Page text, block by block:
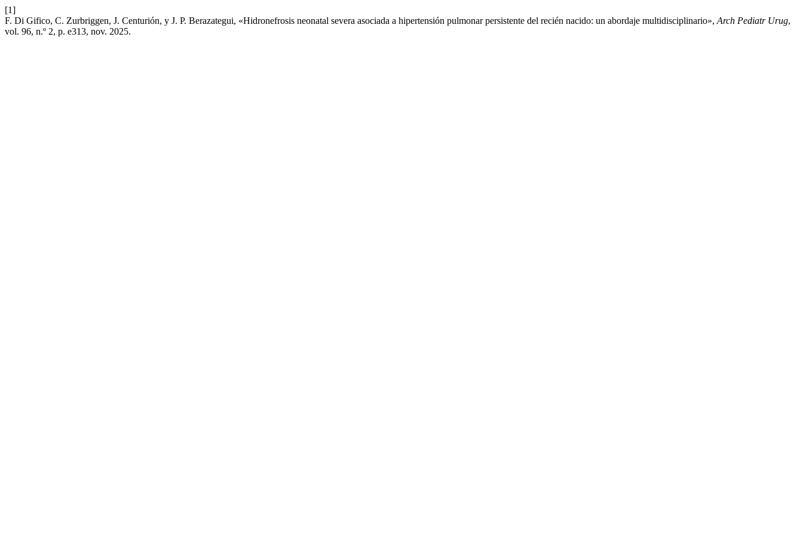
[1]
F. Di Gifico, C. Zurbriggen, J. Centurión, y J. P. Berazategui, «Hidronefrosis neonatal severa asociada a hipertensión pulmonar persistente del recién nacido: un abordaje multidisciplinario», Arch Pediatr Urug,
vol. 96, n.º 2, p. e313, nov. 2025.